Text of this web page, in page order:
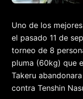
Uno de los
el pasado 11 de
torneo de 8
pluma (60kg) que
Takeru
contra Tenshin